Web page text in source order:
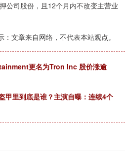
公司股份，且12个月内不改变主营业
：文章来自网络，不代表本站观点。
更名为Tron Inc 股价涨逾
甲里到底是谁？主演自曝：连续4个